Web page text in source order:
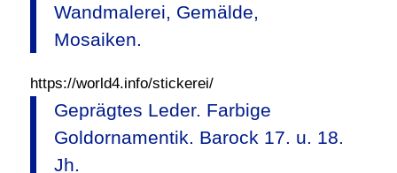
Wandmalerei, Gemälde,
Mosaiken.
https://world4.info/stickerei/
Geprägtes Leder. Farbige
Goldornamentik. Barock 17. u. 18.
Jh.